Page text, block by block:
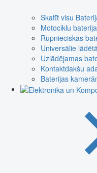
Skatīt visu
Motociklu
Rūpnieciskās
Universālie
Uzlādējamas
Kontaktdakšu
Baterijas